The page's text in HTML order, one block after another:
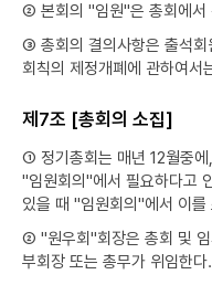
② 본회의 "임원"은 총회에서
③ 총회의 결의사항은 출석회
회칙의 제정개폐에 관하여
제7조 [총회의 소집]
① 정기총회는 매년 12월중
"임원회의"에서 필요하다고
있을 때 "임원회의"에서 이를
② "원우회"회장은 총회 및 임
부회장 또는 총무가 위임한다